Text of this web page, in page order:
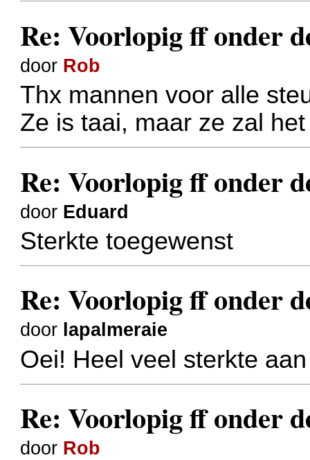
Re: Voorlopig ff onder
door Rob
Thx mannen voor alle
Ze is taai, maar ze zal
Re: Voorlopig ff onder
door Eduard
Sterkte toegewenst
Re: Voorlopig ff onder
door lapalmeraie
Oei! Heel veel sterkte
Re: Voorlopig ff onder
door Rob